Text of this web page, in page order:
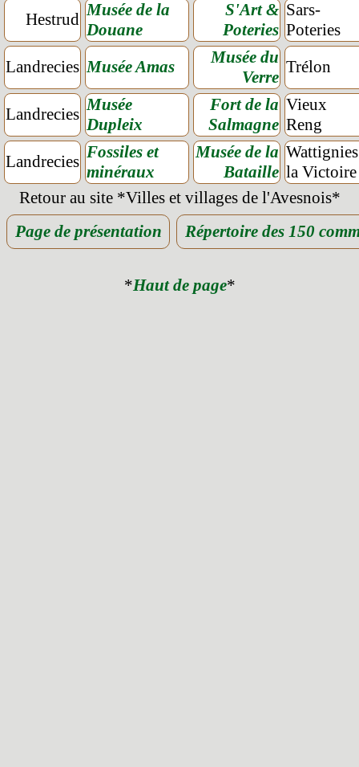
Hestrud Musée de la
Douane
S'Art &
Poteries
Sars-
Poteries
Landrecies Musée Amas
Musée du
Verre
Trélon
Landrecies Musée
Dupleix
Fort de la
Salmagne
Vieux
Reng
Landrecies Fossiles et
minéraux
Musée de la
Bataille
Wattignies
la Victoire
Retour au site *Villes et villages de l'Avesnois*
Page de présentation
Répertoire des 150
*Haut de page*